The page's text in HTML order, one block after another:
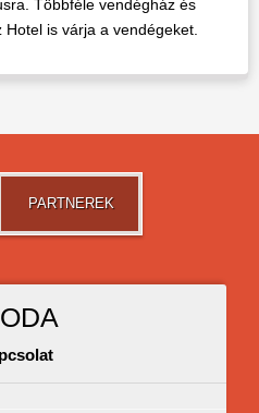
Többféle vendégház és
is várja a vendégeket.
PARTNEREK